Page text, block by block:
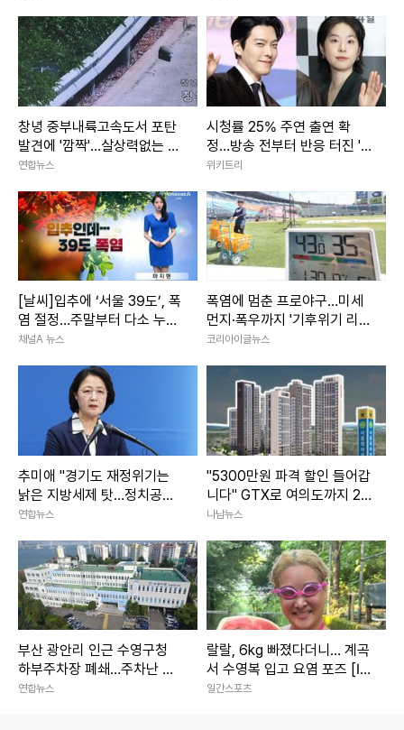
창녕 중부내륙고속도서 포탄
발견에 '깜짝'…살상력없는 모
의탄(종합)
연합뉴스
시청률 25% 주연 출연 확
정…방송 전부터 반응 터진 '7
00만 뷰 웹툰' 원작 드라마
위키트리
[날씨]입추에 ‘서울 39도’, 폭
염 절정…주말부터 다소 누그
러져
채널A 뉴스
폭염에 멈춘 프로야구…미세
먼지·폭우까지 '기후위기 리
그' 현실됐다
코리아이글뉴스
추미애 "경기도 재정위기는
낡은 지방세제 탓…정치공방
말아야"
연합뉴스
"5300만원 파격 할인 들어갑
니다" GTX로 여의도까지 20
분 경기도 '이 아파트' 전망
나남뉴스
부산 광안리 인근 수영구청
하부주차장 폐쇄…주차난 우
려
연합뉴스
랄랄, 6kg 빠졌다더니… 계곡
서 수영복 입고 요염 포즈 [IS
하이컷]
일간스포츠